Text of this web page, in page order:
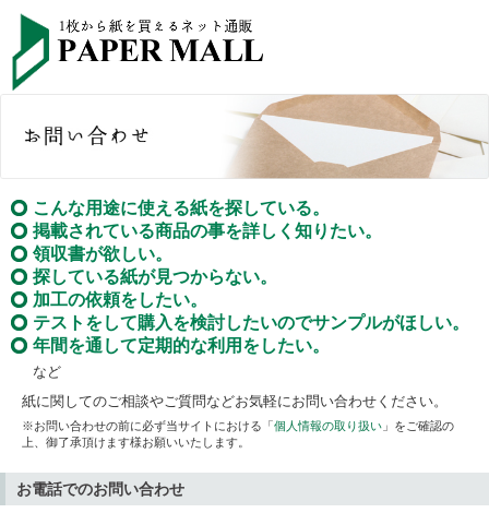
こんな用途に使える紙を探している。
掲載されている商品の事を詳しく知りたい。
領収書が欲しい。
探している紙が見つからない。
加工の依頼をしたい。
テストをして購入を検討したいのでサンプルがほしい。
年間を通して定期的な利用をしたい。
など
紙に関してのご相談やご質問などお気軽にお問い合わせください。
※お問い合わせの前に必ず当サイトにおける「個人情報の取り扱い 」をご確認の
上、御了承頂けます様お願いいたします。
お電話でのお問い合わせ